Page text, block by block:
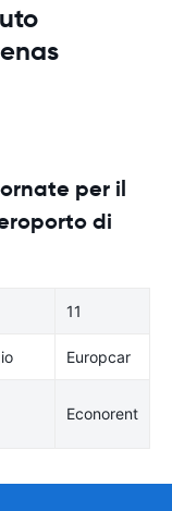
per il
di
11
Europcar
Econorent